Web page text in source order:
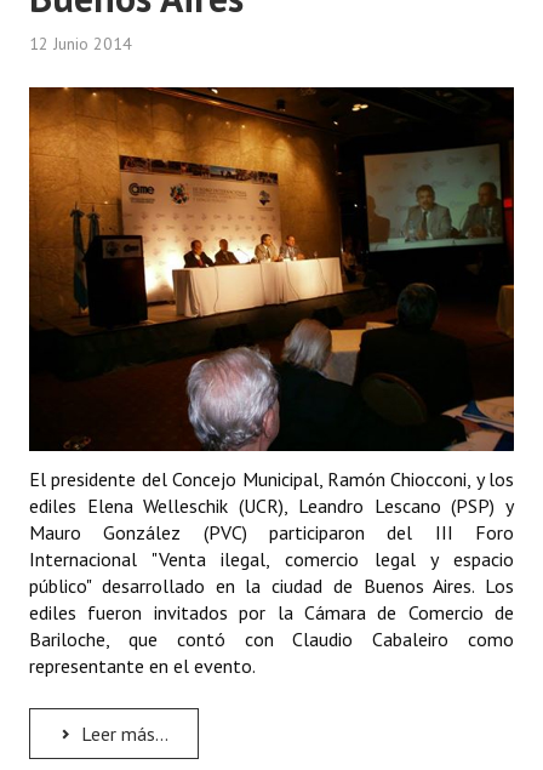
12 Junio 2014
El presidente del Concejo Municipal, Ramón Chiocconi, y los
ediles Elena Welleschik (UCR), Leandro Lescano (PSP) y
Mauro González (PVC) participaron del III Foro
Internacional "Venta ilegal, comercio legal y espacio
público" desarrollado en la ciudad de Buenos Aires. Los
ediles fueron invitados por la Cámara de Comercio de
Bariloche, que contó con Claudio Cabaleiro como
representante en el evento.
Leer más...